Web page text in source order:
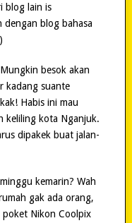
blog lain is
dengan blog bahasa
besok akan
kadang suante
Habis ini mau
keliling kota Nganjuk.
dipakek buat jalan-
kemarin? Wah
gak ada orang,
Nikon Coolpix